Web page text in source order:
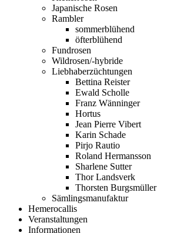
Japanische Rosen
Rambler
sommerblühend
öfterblühend
Fundrosen
Wildrosen/-hybride
Liebhaberzüchtungen
Bettina Reister
Ewald Scholle
Franz Wänninger
Hortus
Jean Pierre Vibert
Karin Schade
Pirjo Rautio
Roland Hermansson
Sharlene Sutter
Thor Landsverk
Thorsten Burgsmüller
Sämlingsmanufaktur
Hemerocallis
Veranstaltungen
Informationen